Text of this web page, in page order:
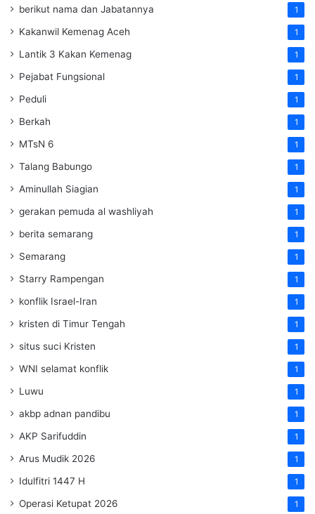
berikut nama dan Jabatannya 1
Kakanwil Kemenag Aceh 1
Lantik 3 Kakan Kemenag 1
Pejabat Fungsional 1
Peduli 1
Berkah 1
MTsN 6 1
Talang Babungo 1
Aminullah Siagian 1
gerakan pemuda al washliyah 1
berita semarang 1
Semarang 1
Starry Rampengan 1
konflik Israel-Iran 1
kristen di Timur Tengah 1
situs suci Kristen 1
WNI selamat konflik 1
Luwu 1
akbp adnan pandibu 1
AKP Sarifuddin 1
Arus Mudik 2026 1
Idulfitri 1447 H 1
Operasi Ketupat 2026 1